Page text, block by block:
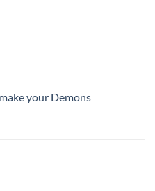
your Demons